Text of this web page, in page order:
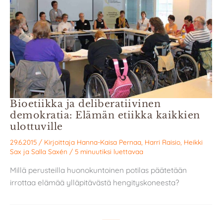
Bioetiikka ja deliberatiivinen
demokratia: Elämän etiikka kaikkien
ulottuville
29.6.2015 / Kirjoittaja Hanna-Kaisa Pernaa Harri Raisio Heikki
Sax ja Salla Saxén / 5 minuutiksi luettavaa
Millä perusteilla huonokuntoinen potilas päätetään
irrottaa elämää ylläpitävästä hengityskoneesta?